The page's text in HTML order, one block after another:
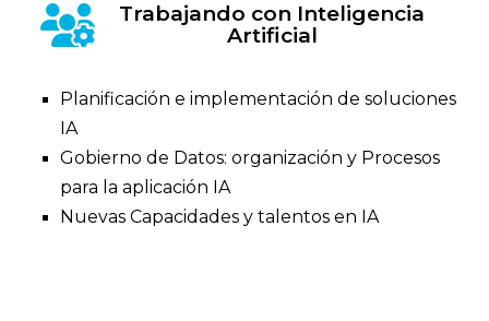
Trabajando con Inteligencia
Artificial
Planificación e implementación de soluciones
IA
Gobierno de Datos: organización y Procesos
para la aplicación IA
Nuevas Capacidades y talentos en IA